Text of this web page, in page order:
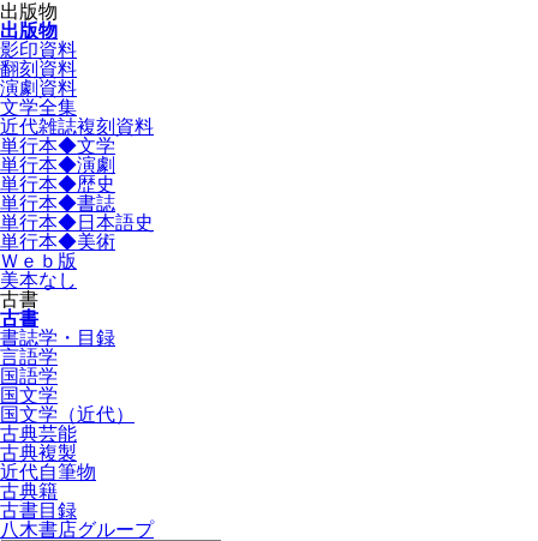
出版物
出版物
影印資料
翻刻資料
演劇資料
文学全集
近代雑誌複刻資料
単行本◆文学
単行本◆演劇
単行本◆歴史
単行本◆書誌
単行本◆日本語史
単行本◆美術
Ｗｅｂ版
美本なし
古書
古書
書誌学・目録
言語学
国語学
国文学
国文学（近代）
古典芸能
古典複製
近代自筆物
古典籍
古書目録
八木書店グループ